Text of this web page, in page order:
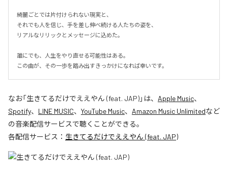
綺麗ごとでは片付けられない現実と、
それでも人を信じ、手を差し伸べ続ける人たちの姿を、
リアルなリリックとメッセージに込めた。
誰にでも、人生をやり直せる可能性はある。
この曲が、その一歩を踏み出すきっかけになれば幸いです。
なお「生きてるだけでええやん (feat. JAP)」は、 Apple Music、
Spotify、 LINE MUSIC、 YouTube Music、 Amazon Music Unlimitedなど
の音楽配信サービスで聴くことができる。
各配信サービス： 生きてるだけでええやん (feat. JAP)